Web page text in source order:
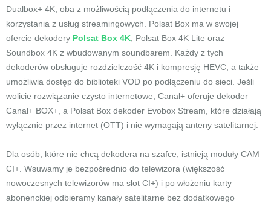
Dualbox+ 4K, oba z możliwością podłączenia do internetu i
korzystania z usług streamingowych. Polsat Box ma w swojej
ofercie dekodery Polsat Box 4K , Polsat Box 4K Lite oraz
Soundbox 4K z wbudowanym soundbarem. Każdy z tych
dekoderów obsługuje rozdzielczość 4K i kompresję HEVC, a także
umożliwia dostęp do biblioteki VOD po podłączeniu do sieci. Jeśli
wolicie rozwiązanie czysto internetowe, Canal+ oferuje dekoder
Canal+ BOX+, a Polsat Box dekoder Evobox Stream, które działają
wyłącznie przez internet (OTT) i nie wymagają anteny satelitarnej.
Dla osób, które nie chcą dekodera na szafce, istnieją moduły CAM
CI+. Wsuwamy je bezpośrednio do telewizora (większość
nowoczesnych telewizorów ma slot CI+) i po włożeniu karty
abonenckiej odbieramy kanały satelitarne bez dodatkowego